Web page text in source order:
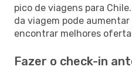
pico de viagens para
da viagem pode
encontrar melhores
Fazer o check-in